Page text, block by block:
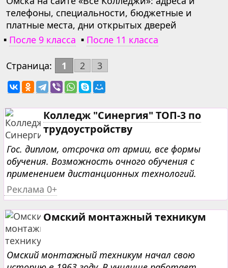
телефоны, специальности, бюджетные и
платные места, дни открытых дверей
▪ После 9 класса ▪ После 11 класса
Страница: 1 2 3
Колледж "Синергия" ТОП-3 по
трудоустройству
Гос. диплом, отсрочка от армии, все формы
обучения. Возможность очного обучения с
применением дистанционных технологий.
Реклама 0+
Омский монтажный техникум
Омский монтажный техникум начал свою